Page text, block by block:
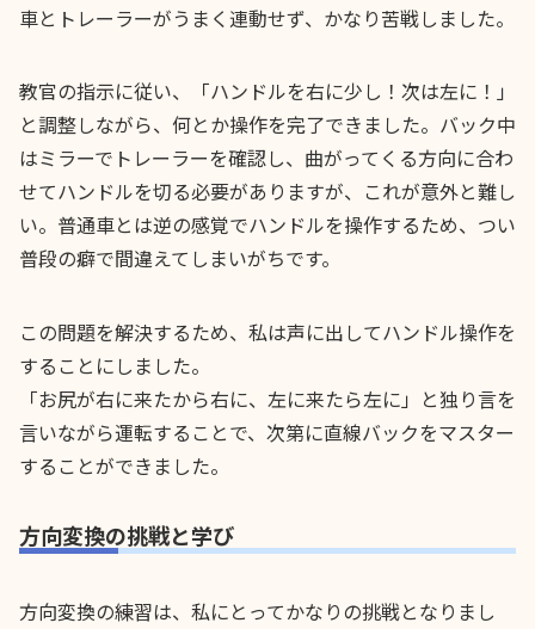
車とトレーラーがうまく連動せず、かなり苦戦しました。
教官の指示に従い、「ハンドルを右に少し！次は左に！」
と調整しながら、何とか操作を完了できました。バック中
はミラーでトレーラーを確認し、曲がってくる方向に合わ
せてハンドルを切る必要がありますが、これが意外と難し
い。普通車とは逆の感覚でハンドルを操作するため、つい
普段の癖で間違えてしまいがちです。
この問題を解決するため、私は声に出してハンドル操作を
することにしました。
「お尻が右に来たから右に、左に来たら左に」と独り言を
言いながら運転することで、次第に直線バックをマスター
することができました。
方向変換の挑戦と学び
方向変換の練習は、私にとってかなりの挑戦となりまし